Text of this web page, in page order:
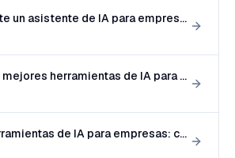
Qué es realmente un asistente de IA para empresas (y cómo definir uno que valga lo que cuesta)
Cómo elegir las mejores herramientas de IA para empresas
Las mejores herramientas de IA para empresas: cómo elegir lo que de verdad funciona